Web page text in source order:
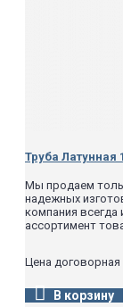
Труба Латунная
Мы продаем
надежных
компания
ассортимент
Цена договорная
В корзину